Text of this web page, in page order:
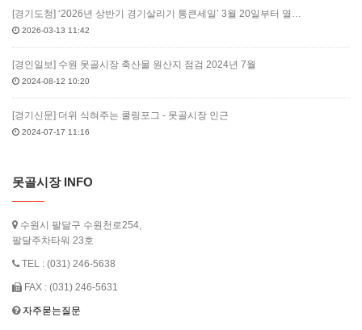
[경기도청] ‘2026년 상반기 경기살리기 통큰세일’ 3월 20일부터 열…
2026-03-13 11:42
[경인일보] 수원 못골시장 축산물 원산지 점검 2024년 7월
2024-08-12 10:20
[경기신문] 더위 식혀주는 쿨링포그 - 못골시장 인근
2024-07-17 11:16
못골시장 INFO
수원시 팔달구 수원천로254,
팔달주차타워 23호
TEL : (031) 246-5638
FAX : (031) 246-5631
자주묻는질문